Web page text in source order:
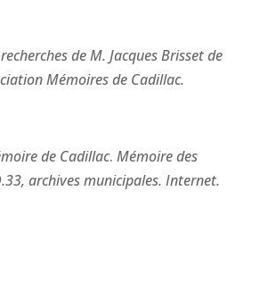
de M. Jacques Brisset de
Mémoires de Cadillac.
de Cadillac. Mémoire des
archives municipales. Internet.